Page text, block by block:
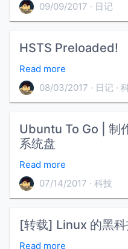
09/09/2017
日记
HSTS Preloaded!
Read more
08/03/2017
日记
Ubuntu To Go | 制
系统盘
Read more
07/14/2017
科技
[转载] Linux 的黑
Read more